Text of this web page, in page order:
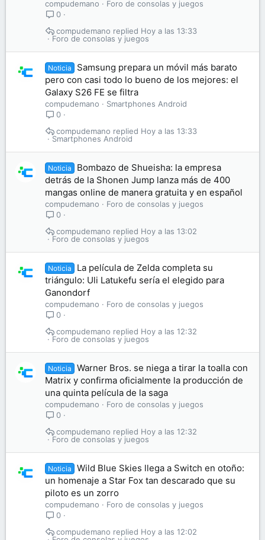
compudemano
Foro de consolas y juegos
0
Foro de consolas y juegos
Hoy a las 13:33
compudemano
Noticia
Samsung prepara un móvil más barato
pero con casi todo lo bueno de los mejores: el
Galaxy S26 FE se filtra
compudemano
Smartphones Android
0
Smartphones Android
Hoy a las 13:33
compudemano
Noticia
Bombazo de Shueisha: la empresa
detrás de la Shonen Jump lanza más de 400
mangas online de manera gratuita y en español
compudemano
Foro de consolas y juegos
0
Foro de consolas y juegos
Hoy a las 13:02
compudemano
Noticia
La película de Zelda completa su
triángulo: Uli Latukefu sería el elegido para
Ganondorf
compudemano
Foro de consolas y juegos
0
Foro de consolas y juegos
Hoy a las 12:32
compudemano
Noticia
Warner Bros. se niega a tirar la toalla con
Matrix y confirma oficialmente la producción de
una quinta película de la saga
compudemano
Foro de consolas y juegos
0
Foro de consolas y juegos
Hoy a las 12:32
compudemano
Noticia
Wild Blue Skies llega a Switch en otoño:
un homenaje a Star Fox tan descarado que su
piloto es un zorro
compudemano
Foro de consolas y juegos
0
Hoy a las 12:02
compudemano